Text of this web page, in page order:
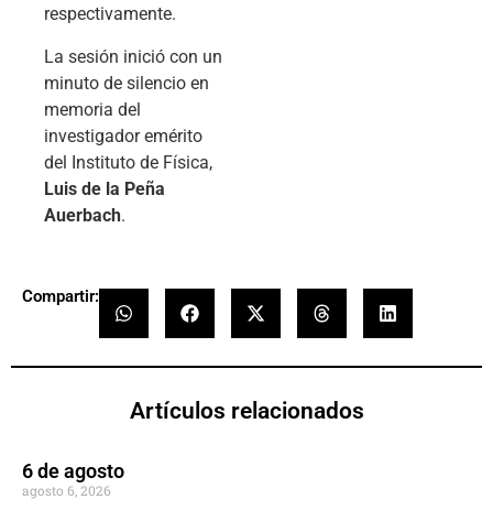
respectivamente.
La sesión inició con un
minuto de silencio en
memoria del
investigador emérito
del Instituto de Física,
Luis de la Peña
Auerbach.
Compartir:
Artículos relacionados
6 de agosto
agosto 6, 2026